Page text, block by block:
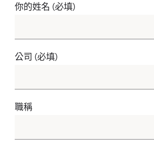
你的姓名 (必填)
公司 (必填)
職稱